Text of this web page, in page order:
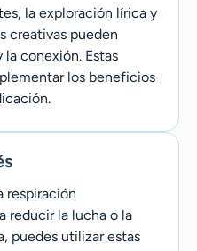
la exploración lírica y
creativas pueden
la conexión. Estas
los beneficios
respiración
reducir la lucha o la
puedes utilizar estas